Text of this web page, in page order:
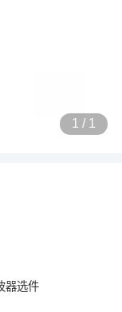
1 / 1
器选件